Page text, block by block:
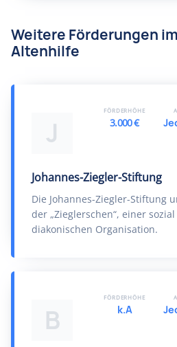
Weitere Förderungen
Altenhilfe
J
Johannes-Ziegler-Stiftung
Die Johannes-Ziegler-Stiftung
der „Zieglerschen“, einer
diakonischen Organisation.
FÖRDERHÖHE
3.000 €
B
FÖRDERHÖHE
k.A